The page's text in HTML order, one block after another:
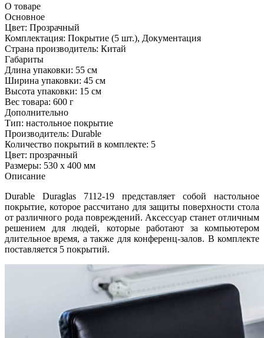
О товаре
Основное
Цвет: Прозрачный
Комплектация: Покрытие (5 шт.), Документация
Страна производитель: Китай
Габариты
Длина упаковки: 55 см
Ширина упаковки: 45 см
Высота упаковки: 15 см
Вес товара: 600 г
Дополнительно
Тип: настольное покрытие
Производитель: Durable
Количество покрытий в комплекте: 5
Цвет: прозрачный
Размеры: 530 х 400 мм
Описание
Durable Duraglas 7112-19 представляет собой настольное
покрытие, которое рассчитано для защиты поверхности стола
от различного рода повреждений. Аксессуар станет отличным
решением для людей, которые работают за компьютером
длительное время, а также для конференц-залов. В комплекте
поставляется 5 покрытий.